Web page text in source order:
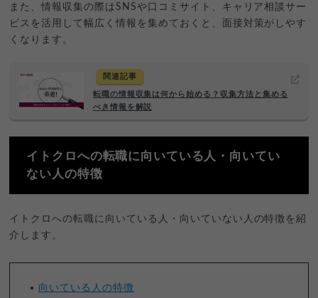
また、情報収集の際はSNSや口コミサイト、キャリア相談サー
ビスを活用して幅広く情報を集めておくと、面接対策がしやす
くなります。
関連記事
転職の情報収集は何から始める？収集方法と集める
べき情報を解説
イトクロへの転職に向いている人・向いてい
ない人の特徴
イトクロへの転職に向いている人・向いていない人の特徴を紹
介します。
向いている人の特徴